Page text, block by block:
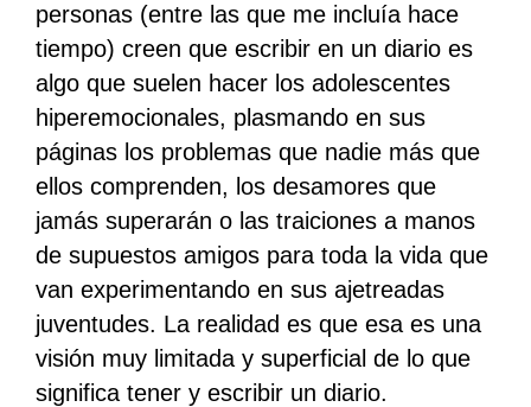
personas (entre las que me incluía hace
tiempo) creen que escribir en un diario es
algo que suelen hacer los adolescentes
hiperemocionales, plasmando en sus
páginas los problemas que nadie más que
ellos comprenden, los desamores que
jamás superarán o las traiciones a manos
de supuestos amigos para toda la vida que
van experimentando en sus ajetreadas
juventudes. La realidad es que esa es una
visión muy limitada y superficial de lo que
significa tener y escribir un diario.